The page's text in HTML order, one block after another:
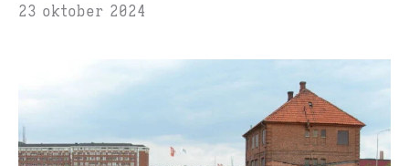
23 oktober 2024